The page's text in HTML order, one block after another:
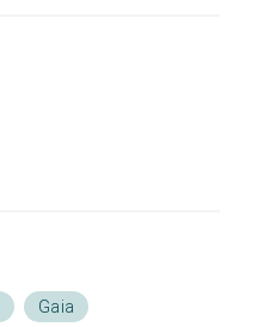
Gaia